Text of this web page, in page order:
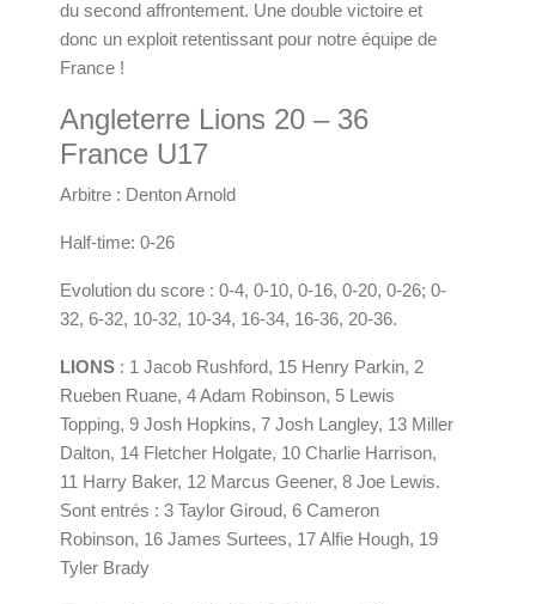
du second affrontement. Une double victoire et
donc un exploit retentissant pour notre équipe de
France !
Angleterre Lions 20 – 36
France U17
Arbitre : Denton Arnold
Half-time: 0-26
Evolution du score : 0-4, 0-10, 0-16, 0-20, 0-26; 0-
32, 6-32, 10-32, 10-34, 16-34, 16-36, 20-36.
LIONS : 1 Jacob Rushford, 15 Henry Parkin, 2
Rueben Ruane, 4 Adam Robinson, 5 Lewis
Topping, 9 Josh Hopkins, 7 Josh Langley, 13 Miller
Dalton, 14 Fletcher Holgate, 10 Charlie Harrison,
11 Harry Baker, 12 Marcus Geener, 8 Joe Lewis.
Sont entrés : 3 Taylor Giroud, 6 Cameron
Robinson, 16 James Surtees, 17 Alfie Hough, 19
Tyler Brady